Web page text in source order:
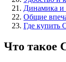
Динамика и
Общие
Где купить
Что такое